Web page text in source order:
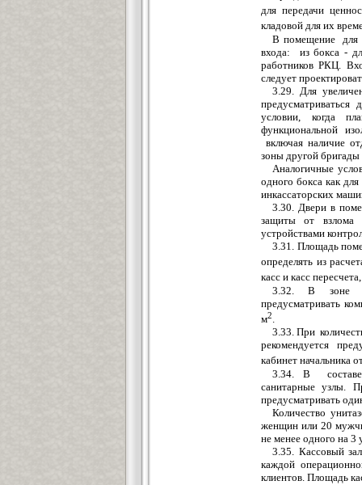
для передачи
кладовой для их
В помещение для
входа: избокса - дл
работников РКЦ.
следует
3.29. Для увел
предусматриваться
условии, когда
функциональной
включая наличие
зоны другой бригады
Аналогичные усл
одного бокса как
инкассаторских м
3.30. Дверив поме
защиты от
устройствами
3. 31. Площадь
определять из
касс и касс
3.32. В зоне
предусматривать
м2.
3.33. При
рекомендуется
кабинет начальника
3.34. В составе
санитарные узлы.
предусматривать
Количество унитаз
женщин или 20
не менее одного на 3
3 .35. Кассовыйз
каждой
клиентов. Площадь